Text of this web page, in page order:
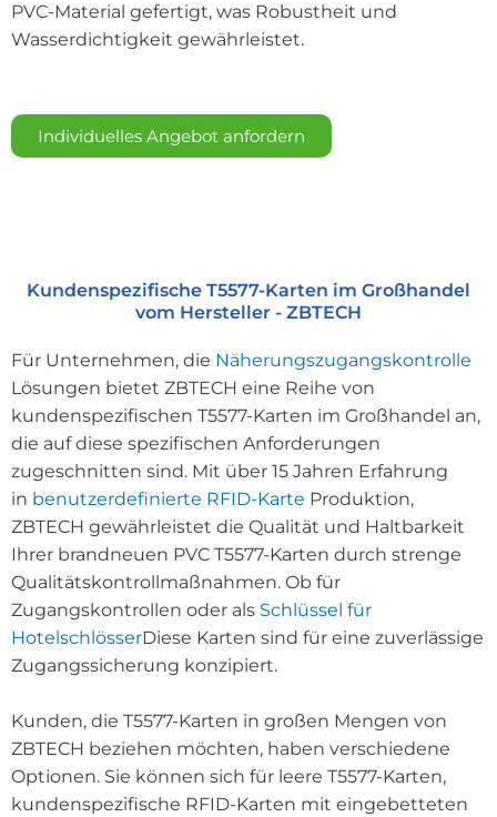
PVC-Material gefertigt, was Robustheit und
Wasserdichtigkeit gewährleistet.
Individuelles Angebot anfordern
Kundenspezifische T5577-Karten im Großhandel
vom Hersteller - ZBTECH
Für Unternehmen, die Näherungszugangskontrolle
Lösungen bietet ZBTECH eine Reihe von
kundenspezifischen T5577-Karten im Großhandel an,
die auf diese spezifischen Anforderungen
zugeschnitten sind. Mit über 15 Jahren Erfahrung
in benutzerdefinierte RFID-Karte Produktion,
ZBTECH gewährleistet die Qualität und Haltbarkeit
Ihrer brandneuen PVC T5577-Karten durch strenge
Qualitätskontrollmaßnahmen. Ob für
Zugangskontrollen oder als Schlüssel für
HotelschlösserDiese Karten sind für eine zuverlässige
Zugangssicherung konzipiert.
Kunden, die T5577-Karten in großen Mengen von
ZBTECH beziehen möchten, haben verschiedene
Optionen. Sie können sich für leere T5577-Karten,
kundenspezifische RFID-Karten mit eingebetteten